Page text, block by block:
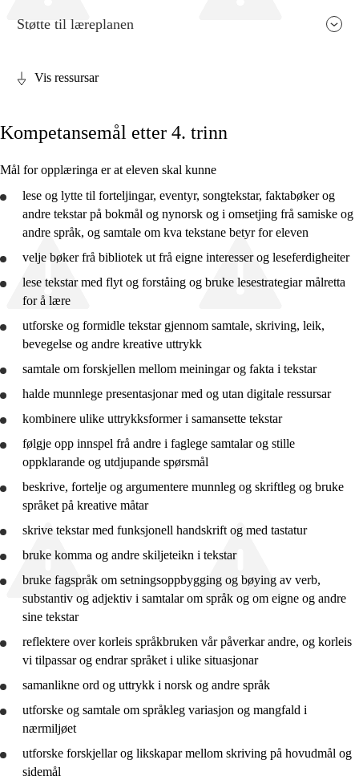
Kjerneelement
Tverrfaglege tema
Grunnleggjande ferdigheiter
2. trinn
7. trinn
10. trinn
Vg1 studieførebuande
Vg2 studieførebuande
Vg3 studieførebuande
Vg3 påbygg
Støtte til læreplanen
Vis ressursar
Kompetansemål etter 4. trinn
Mål for opplæringa er at eleven skal kunne
lese og lytte til forteljingar, eventyr, songtekstar, faktabøker og
andre tekstar på bokmål og nynorsk og i omsetjing frå samiske og
andre språk, og samtale om kva tekstane betyr for eleven
velje bøker frå bibliotek ut frå eigne interesser og leseferdigheiter
lese tekstar med flyt og forståing og bruke lesestrategiar målretta
for å lære
utforske og formidle tekstar gjennom samtale, skriving, leik,
bevegelse og andre kreative uttrykk
samtale om forskjellen mellom meiningar og fakta i tekstar
halde munnlege presentasjonar med og utan digitale ressursar
kombinere ulike uttrykksformer i samansette tekstar
følgje opp innspel frå andre i faglege samtalar og stille
oppklarande og utdjupande spørsmål
beskrive, fortelje og argumentere munnleg og skriftleg og bruke
språket på kreative måtar
skrive tekstar med funksjonell handskrift og med tastatur
bruke komma og andre skiljeteikn i tekstar
bruke fagspråk om setningsoppbygging og bøying av verb,
substantiv og adjektiv i samtalar om språk og om eigne og andre
sine tekstar
reflektere over korleis språkbruken vår påverkar andre, og korleis
vi tilpassar og endrar språket i ulike situasjonar
samanlikne ord og uttrykk i norsk og andre språk
utforske og samtale om språkleg variasjon og mangfald i
nærmiljøet
utforske forskjellar og likskapar mellom skriving på hovudmål og
sidemål